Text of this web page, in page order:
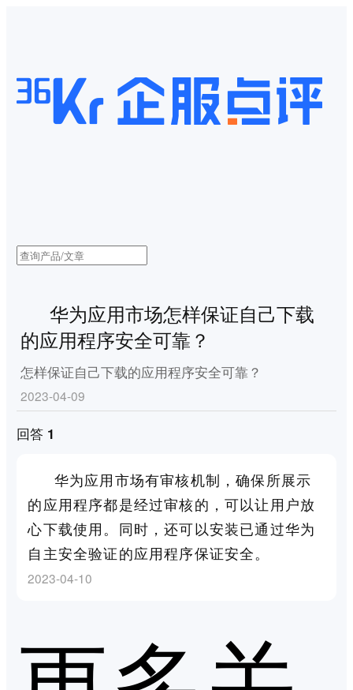
华为应用市场怎样保证自己下载
的应用程序安全可靠？
怎样保证自己下载的应用程序安全可靠？
2023-04-09
回答 1
华为应用市场有审核机制，确保所展示
的应用程序都是经过审核的，可以让用户放
心下载使用。同时，还可以安装已通过华为
自主安全验证的应用程序保证安全。
2023-04-10